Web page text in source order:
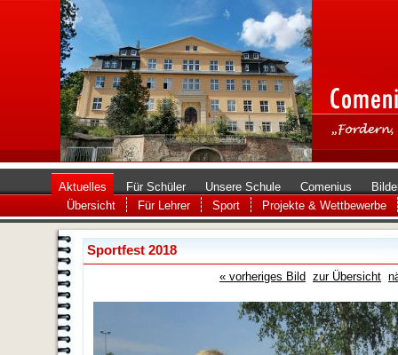
Aktuelles Für Schüler Unsere Schule Comenius
Übersicht
Für Lehrer Sport Projekte & Wettbewerbe
Sportfest 2018
« vorheriges Bild zur Übersicht